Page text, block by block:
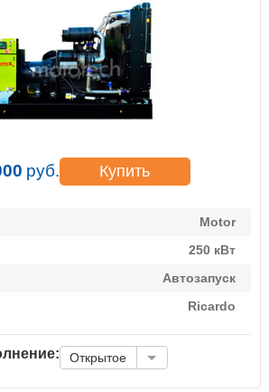
руб. Купить
Motor
250 кВт
Автозапуск
Ricardo
Открытое